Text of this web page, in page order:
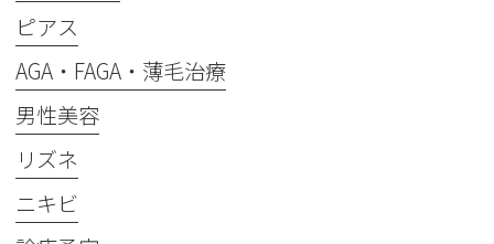
ピアス
AGA・FAGA・薄毛治療
男性美容
リズネ
ニキビ